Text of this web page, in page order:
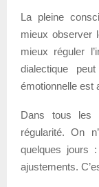
La pleine
mieux observer
mieux réguler
dialectique
émotionnelle est
Dans tous les
régularité. On
quelques jours
ajustements.